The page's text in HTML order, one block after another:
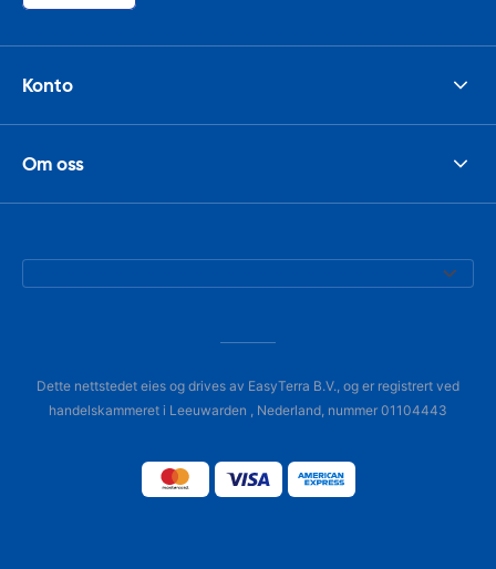
Konto
Om oss
Dette nettstedet eies og drives av EasyTerra B.V., og er registrert ved
handelskammeret i Leeuwarden , Nederland, nummer 01104443